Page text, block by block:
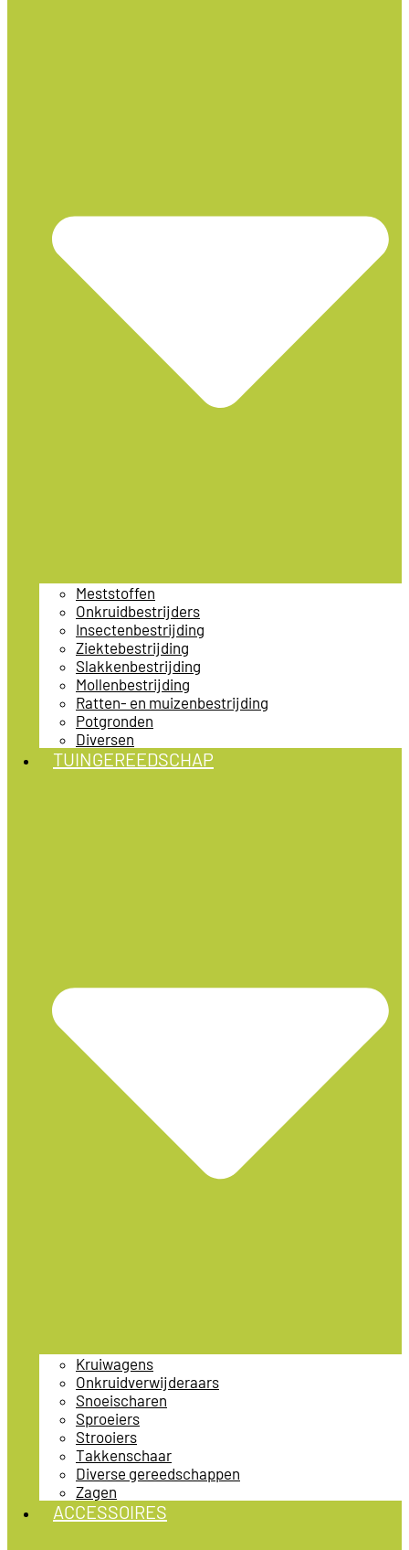
Meststoffen
Onkruidbestrijders
Insectenbestrijding
Ziektebestrijding
Slakkenbestrijding
Mollenbestrijding
Ratten- en muizenbestrijding
Potgronden
Diversen
TUINGEREEDSCHAP
Kruiwagens
Onkruidverwijderaars
Snoeischaren
Sproeiers
Strooiers
Takkenschaar
Diverse gereedschappen
Zagen
ACCESSOIRES